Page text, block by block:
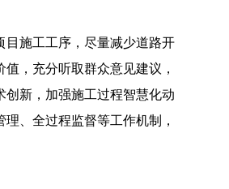
目施工工序，尽量减少道路开
，充分听取群众意见建议，
新，加强施工过程智慧化动
、全过程监督等工作机制，